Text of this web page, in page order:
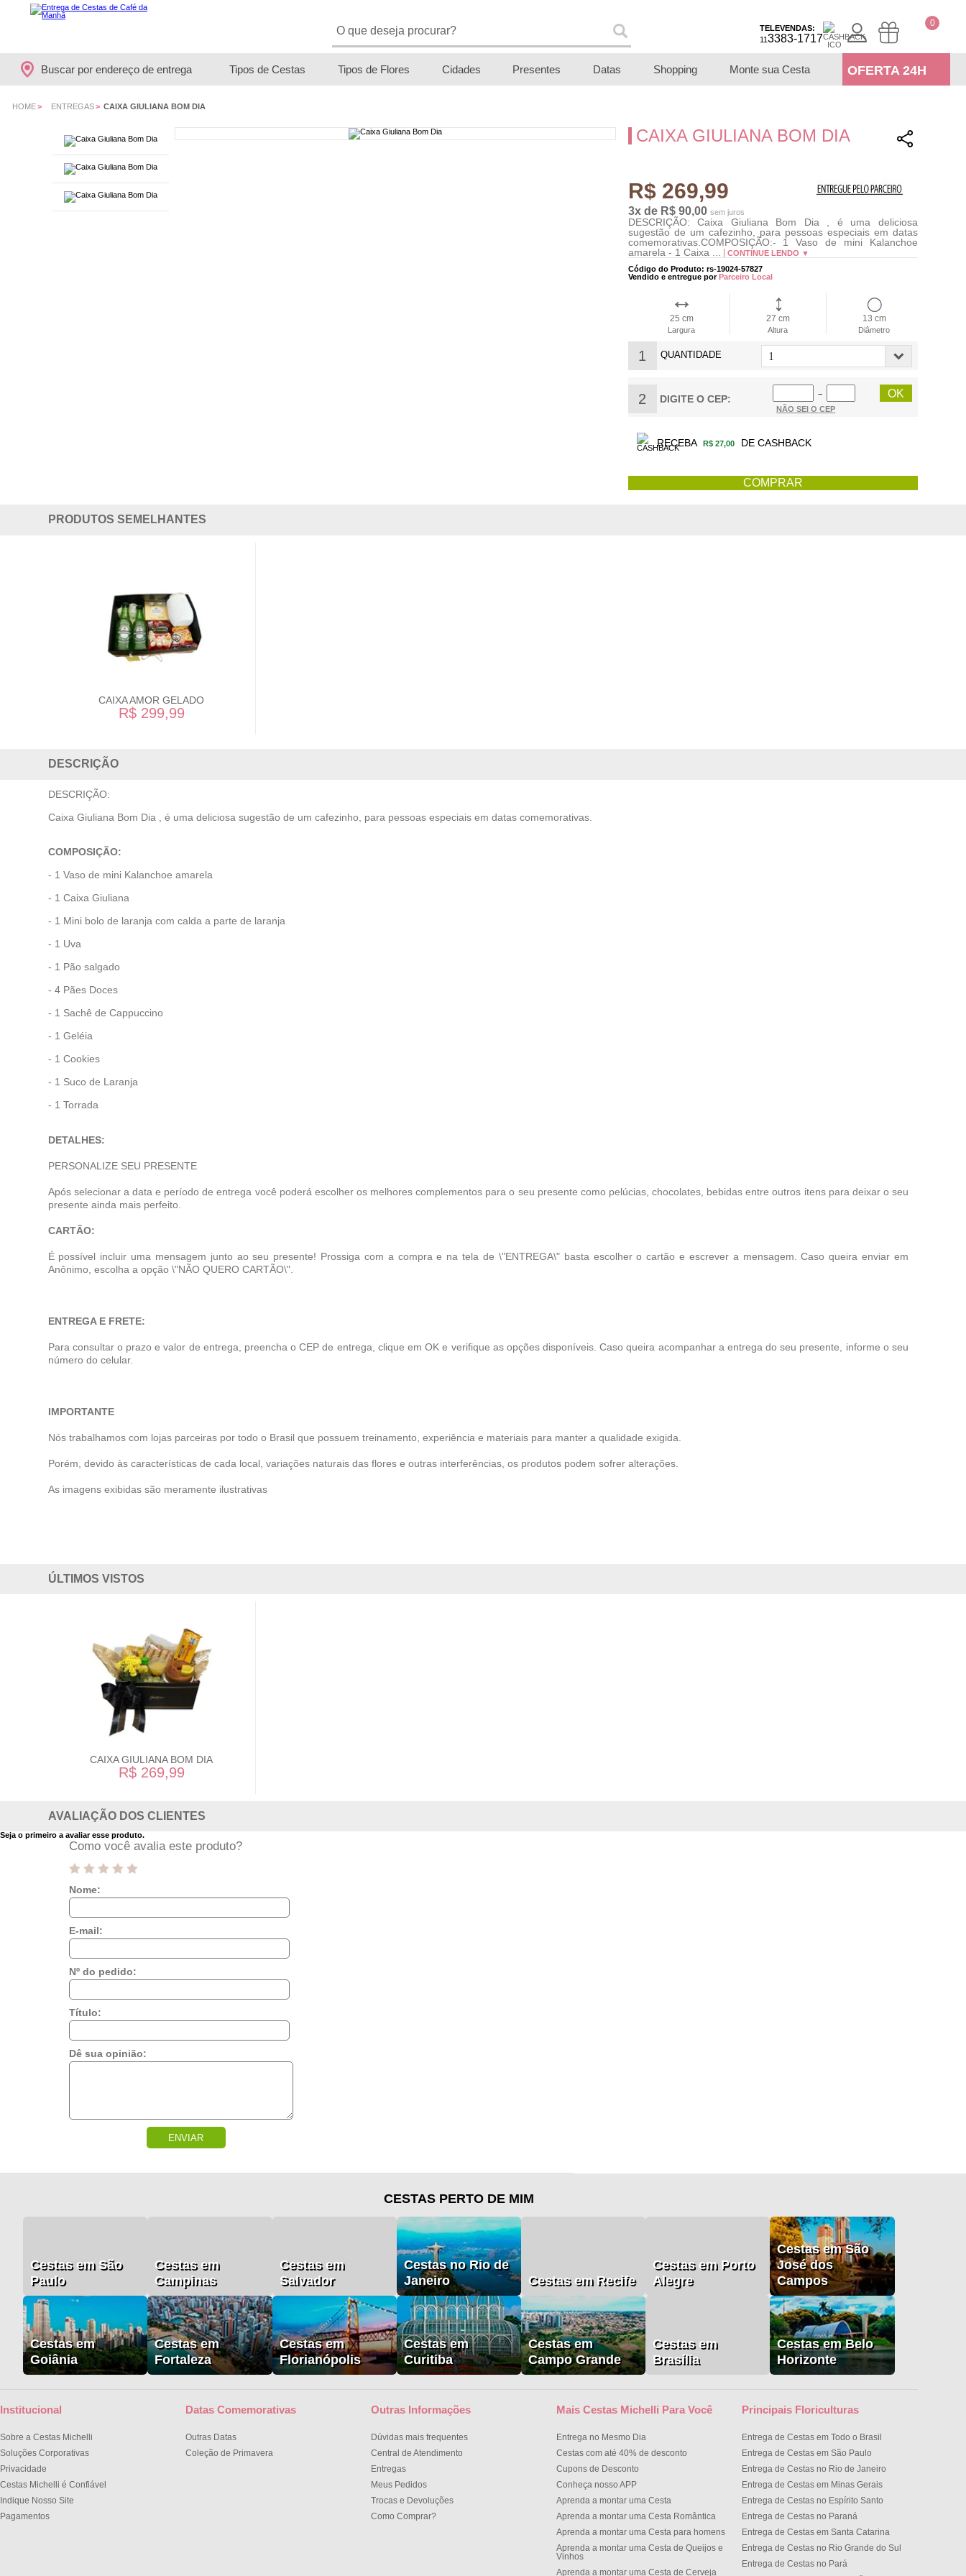
0
TELEVENDAS:
113383-1717
Buscar por endereço de entrega Tipos de Cestas Tipos de Flores Cidades Presentes Datas Shopping Monte sua Cesta OFERTA 24H
HOME> ENTREGAS> CAIXA GIULIANA BOM DIA
CAIXA GIULIANA BOM DIA
R$ 269,99
3x de R$ 90,00 sem juros
DESCRIÇÃO: Caixa Giuliana Bom Dia , é uma deliciosa
sugestão de um cafezinho, para pessoas especiais em datas
comemorativas.COMPOSIÇÃO:- 1 Vaso de mini Kalanchoe
amarela - 1 Caixa ...
CONTINUE LENDO ▼
Código do Produto: rs-19024-57827
Vendido e entregue porParceiro Local
25 cm
Largura
27 cm
Altura
13 cm
Diâmetro
1 QUANTIDADE
2 DIGITE O CEP:
−
NÃO SEI O CEP
RECEBA R$ 27,00 DE CASHBACK
PRODUTOS SEMELHANTES
CAIXA AMOR GELADO
R$ 299,99
DESCRIÇÃO
DESCRIÇÃO:
Caixa Giuliana Bom Dia , é uma deliciosa sugestão de um cafezinho, para pessoas especiais em datas comemorativas.
COMPOSIÇÃO:
- 1 Vaso de mini Kalanchoe amarela
- 1 Caixa Giuliana
- 1 Mini bolo de laranja com calda a parte de laranja
- 1 Uva
- 1 Pão salgado
- 4 Pães Doces
- 1 Sachê de Cappuccino
- 1 Geléia
- 1 Cookies
- 1 Suco de Laranja
- 1 Torrada
DETALHES:
PERSONALIZE SEU PRESENTE
Após selecionar a data e período de entrega você poderá escolher os melhores complementos para o seu presente como pelúcias, chocolates, bebidas entre outros itens para deixar o seu
presente ainda mais perfeito.
CARTÃO:
É possível incluir uma mensagem junto ao seu presente! Prossiga com a compra e na tela de \"ENTREGA\" basta escolher o cartão e escrever a mensagem. Caso queira enviar em
Anônimo, escolha a opção \"NÃO QUERO CARTÃO\".
ENTREGA E FRETE:
Para consultar o prazo e valor de entrega, preencha o CEP de entrega, clique em OK e verifique as opções disponíveis. Caso queira acompanhar a entrega do seu presente, informe o seu
número do celular.
IMPORTANTE
Nós trabalhamos com lojas parceiras por todo o Brasil que possuem treinamento, experiência e materiais para manter a qualidade exigida.
Porém, devido às características de cada local, variações naturais das flores e outras interferências, os produtos podem sofrer alterações.
As imagens exibidas são meramente ilustrativas
ÚLTIMOS VISTOS
CAIXA GIULIANA BOM DIA
R$ 269,99
AVALIAÇÃO DOS CLIENTES
Seja o primeiro a avaliar esse produto.
Como você avalia este produto?
Nome:
E-mail:
Nº do pedido:
Título:
Dê sua opinião:
ENVIAR
CESTAS PERTO DE MIM
Cestas em São
Paulo
Cestas em
Campinas
Cestas em
Salvador
Cestas no Rio de
Janeiro
Cestas em Recife
Cestas em Porto
Alegre
Cestas em São
José dos
Campos
Cestas em
Goiânia
Cestas em
Fortaleza
Cestas em
Florianópolis
Cestas em
Curitiba
Cestas em
Campo Grande
Cestas em
Brasília
Cestas em Belo
Horizonte
Institucional
Sobre a Cestas Michelli
Soluções Corporativas
Privacidade
Cestas Michelli é Confiável
Indique Nosso Site
Pagamentos
Datas Comemorativas
Outras Datas
Coleção de Primavera
Outras Informações
Dúvidas mais frequentes
Central de Atendimento
Entregas
Meus Pedidos
Trocas e Devoluções
Como Comprar?
Mais Cestas Michelli Para Você
Entrega no Mesmo Dia
Cestas com até 40% de desconto
Cupons de Desconto
Conheça nosso APP
Aprenda a montar uma Cesta
Aprenda a montar uma Cesta Romântica
Aprenda a montar uma Cesta para homens
Aprenda a montar uma Cesta de Queijos e
Vinhos
Aprenda a montar uma Cesta de Cerveja
Principais Floriculturas
Entrega de Cestas em Todo o Brasil
Entrega de Cestas em São Paulo
Entrega de Cestas no Rio de Janeiro
Entrega de Cestas em Minas Gerais
Entrega de Cestas no Espírito Santo
Entrega de Cestas no Paran
Entrega de Cestas em Santa Catarina
Entrega de Cestas no Rio Grande do Sul
Entrega de Cestas no Par